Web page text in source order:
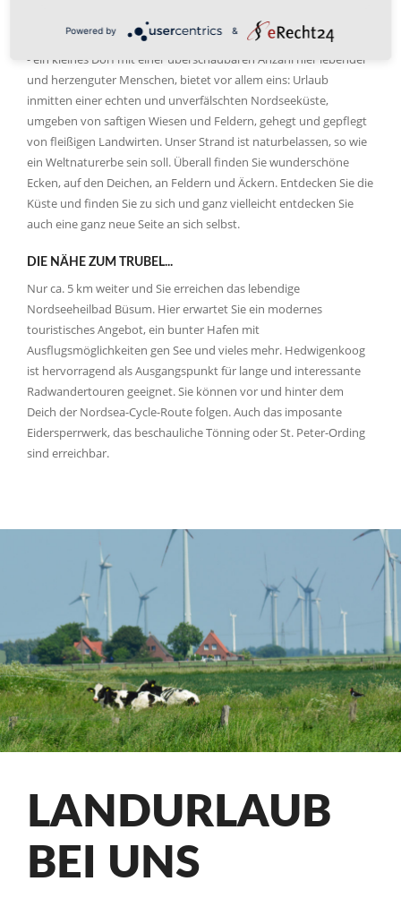
Wir liegen ein "wenig abseits" vom Pauschalurlaub. Hewigenkoog
- ein kleines Dorf mit einer überschaubaren Anzahl hier lebender
und herzenguter Menschen, bietet vor allem eins: Urlaub
inmitten einer echten und unverfälschten Nordseeküste,
umgeben von saftigen Wiesen und Feldern, gehegt und gepflegt
von fleißigen Landwirten. Unser Strand ist naturbelassen, so wie
ein Weltnaturerbe sein soll. Überall finden Sie wunderschöne
Ecken, auf den Deichen, an Feldern und Äckern. Entdecken Sie die
Küste und finden Sie zu sich und ganz vielleicht entdecken Sie
auch eine ganz neue Seite an sich selbst.
DIE NÄHE ZUM TRUBEL...
Nur ca. 5 km weiter und Sie erreichen das lebendige
Nordseeheilbad Büsum. Hier erwartet Sie ein modernes
touristisches Angebot, ein bunter Hafen mit
Ausflugsmöglichkeiten gen See und vieles mehr. Hedwigenkoog
ist hervorragend als Ausgangspunkt für lange und interessante
Radwandertouren geeignet. Sie können vor und hinter dem
Deich der Nordsea-Cycle-Route folgen. Auch das imposante
Eidersperrwerk, das beschauliche Tönning oder St. Peter-Ording
sind erreichbar.
LANDURLAUB
BEI UNS
Powered by &